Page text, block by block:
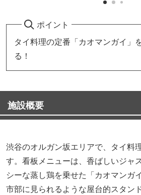
ポイント
タイ料理の定番「カオマンガイ」
る！
施設概要
渋谷のオルガン坂エリアで、タイ料
す。看板メニューは、香ばしいジャ
シーな蒸し鶏を乗せた「カオマンガ
市部に見られるような屋台的スタン